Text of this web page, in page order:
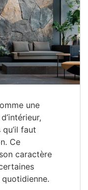
une
faut
Ce
caractère